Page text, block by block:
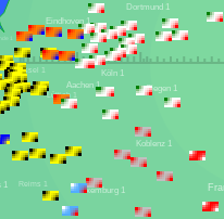
Paris 1
Brüssel 1 Köln 1
Luxemburg 1
Lille 1
Eindhoven 1
Dortmund 1
Aachen 1 Siegen 1
Koblenz 1
Reims 1
Lüttich 1
Ostende 1